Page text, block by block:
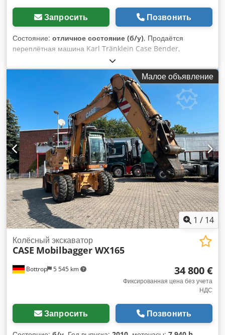
Запросить Позвонить
Состояние: отличное состояние (б/у), Продаётся
переплётная машина Karl Tränklein Case Bender,
предназначенная для формирования и гибки корешков
обложек книг в твёрдом переплёте. Устройство придаёт
обложкам оптимальный радиус, благодаря чему они
идеально прилегают к книжному блоку. Машина оснащена
регулируемыми валками, что позволяет адаптироваться к
разной толщине обложек. Прочная чугунная конструкция
обеспечивает высокую точность работы и долговечность.
Технические данные: Производитель: Karl Tränklein Тип:
Case Bender / машина для формирования корешков
Рабочая ширина: около 600 мм Регулировка прижима
валков Стабильная чугунная конструкция Электропривод
Рабочий стол Состояние: б/у Применение: производство
книг в твёрдом переплёте, переплётные мастерские,
типографии, полиграфические предприятия, производство
альбомов, каталогов и переплётов. Dcodjziwnbspfx Amfok
Малое объявление
1 / 14
Bottrop 5 545 km
Колёсный экскаватор
CASE Mobilbagger WX165
34 800 €
Фиксированная цена без учета
НДС
Запросить Позвонить